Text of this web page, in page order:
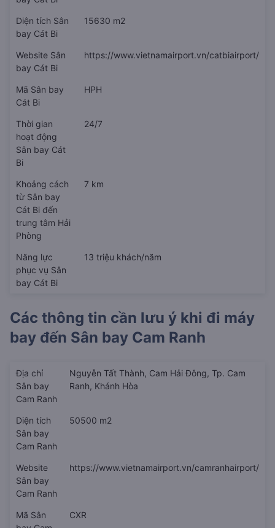
Diện tích Sân
bay Cát Bi
15630 m2
Website Sân
bay Cát Bi
https://www.vietnamairport.vn/catbiairport/
Mã Sân bay
Cát Bi
HPH
Thời gian
hoạt động
Sân bay Cát
Bi
24/7
Khoảng cách
từ Sân bay
Cát Bi đến
trung tâm Hải
Phòng
7 km
Năng lực
phục vụ Sân
bay Cát Bi
13 triệu khách/năm
Các thông tin cần lưu ý khi đi máy
bay đến Sân bay Cam Ranh
Địa chỉ
Sân bay
Cam Ranh
Nguyễn Tất Thành, Cam Hải Đông, Tp. Cam
Ranh, Khánh Hòa
Diện tích
Sân bay
Cam Ranh
50500 m2
Website
Sân bay
Cam Ranh
https://www.vietnamairport.vn/camranhairport/
Mã Sân
CXR